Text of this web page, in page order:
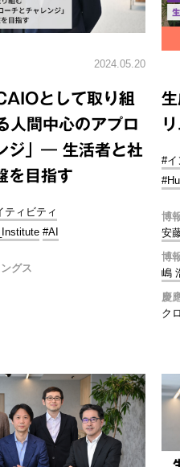
2024.05.20
として取り組
人間中心のアプロ
ジ」― 生活者と社
を目指す
ティビティ
#AI
グス
#イ
博
安
博
嶋
慶
ク